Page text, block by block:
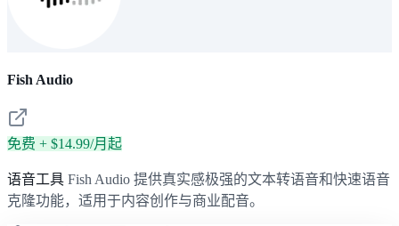
Fish Audio
免费 + $14.99/月起
语音工具 Fish Audio 提供真实感极强的文本转语音和快速语音
克隆功能，适用于内容创作与商业配音。